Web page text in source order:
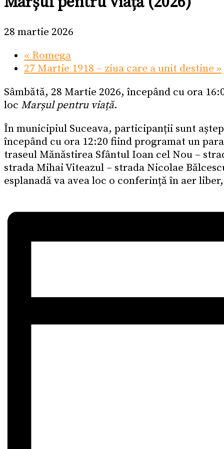
28 martie 2026
« Romega
27 Martie 1918 – ziua care a unit destine »
Sâmbătă, 28 Martie 2026, începând cu ora
loc Marșul pentru viață.
În municipiul Suceava, participanții sunt
începând cu ora 12:20 fiind programat un
traseul Mănăstirea Sfântul Ioan cel Nou –
strada Mihai Viteazul – strada Nicolae
esplanadă va avea loc o conferință în aer